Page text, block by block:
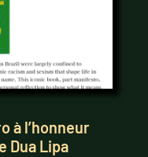
à l’honneur
Dua Lipa